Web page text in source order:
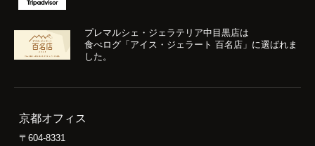
プレマルシェ・ジェラテリア中目黒店は
食べログ「アイス・ジェラート 百名店」に選ばれま
した。
京都オフィス
〒604-8331